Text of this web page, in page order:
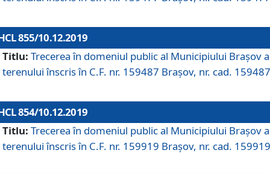
855/10.12.2019
Titlu: Trecerea în domeniul public al Municipiului Braşov a
terenului înscris în C.F. nr. 159487 Brașov, nr. cad.
854/10.12.2019
Titlu: Trecerea în domeniul public al Municipiului Braşov a
terenului înscris în C.F. nr. 159919 Brașov, nr. cad.